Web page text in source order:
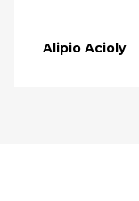
Alipio Acioly